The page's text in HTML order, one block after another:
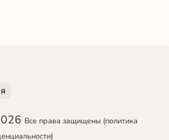
Все права защищены (политика